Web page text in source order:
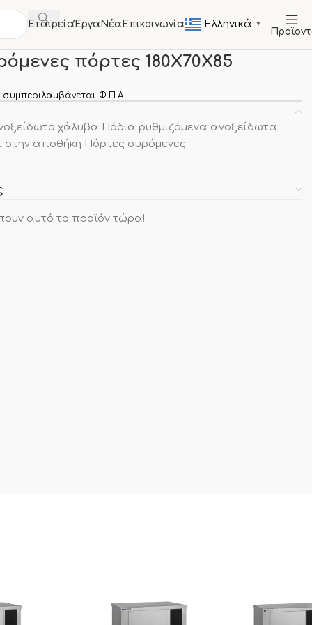
Εταιρεία Έργα Νέα Επικοινωνία Ελληνικά ▼
πόρτες 180X70X85
Φ.Π.Α
χάλυβα Πόδια ρυθμιζόμενα ανοξείδωτα
στην αποθήκη Πόρτες συρόμενες
αυτό το προϊόν τώρα!